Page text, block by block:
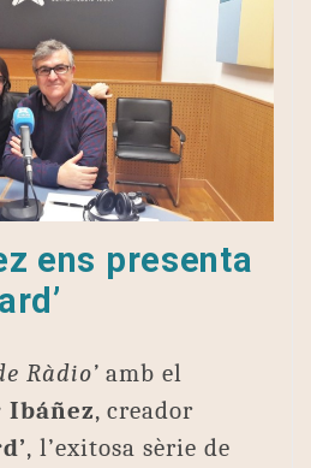
ens presenta
Ràdio’ amb el
Ibáñez, creador
, l’exitosa sèrie de